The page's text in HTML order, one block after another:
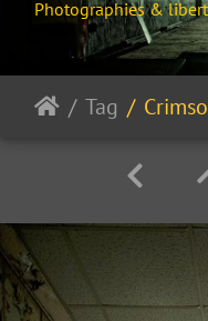
Photographies &
Tag